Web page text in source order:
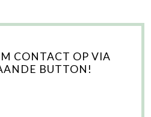
CONTACT OP VIA
BUTTON!